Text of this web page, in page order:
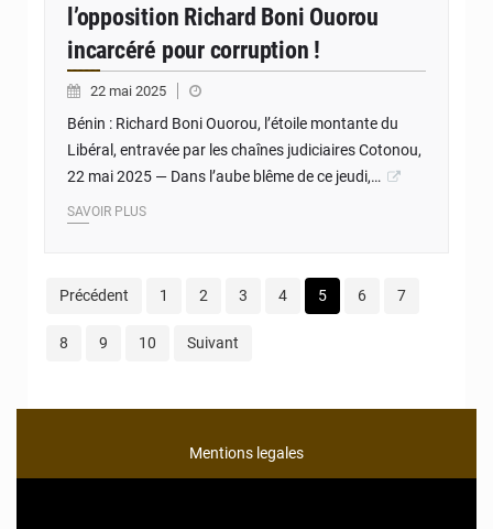
l’opposition Richard Boni Ouorou
incarcéré pour corruption !
22 mai 2025
Bénin : Richard Boni Ouorou, l’étoile montante du
Libéral, entravée par les chaînes judiciaires Cotonou,
22 mai 2025 — Dans l’aube blême de ce jeudi,…
SAVOIR PLUS
Précédent 1 2 3 4 5 6 7
8 9 10 Suivant
Mentions legales